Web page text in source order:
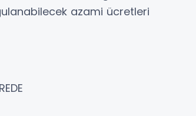
azami ücretleri